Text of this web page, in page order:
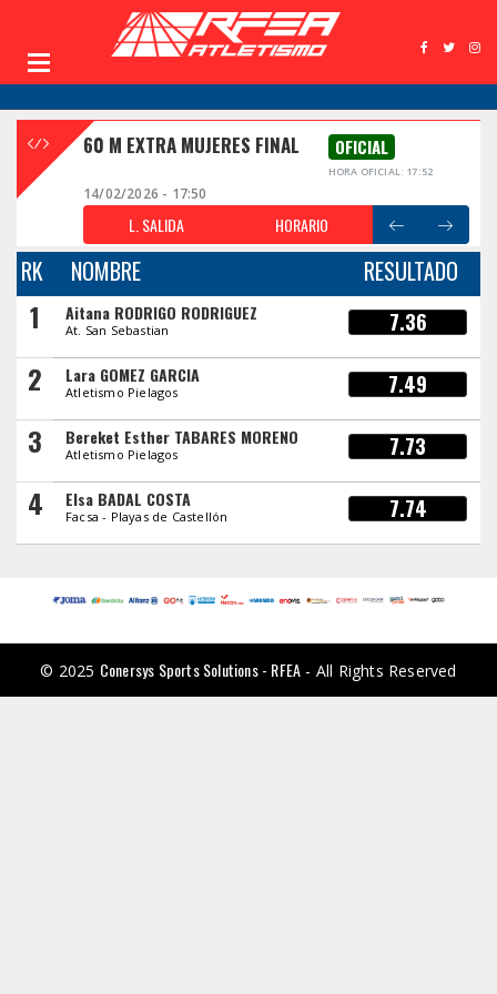
60 M EXTRA MUJERES FINAL OFICIAL
HORA OFICIAL: 17:52
14/02/2026 - 17:50
L. SALIDA HORARIO
RK NOMBRE RESULTADO
1 Aitana RODRIGO RODRIGUEZ
At. San Sebastian 7.36
2 Lara GOMEZ GARCIA
Atletismo Pielagos 7.49
3 Bereket Esther TABARES MORENO
Atletismo Pielagos 7.73
4 Elsa BADAL COSTA
Facsa - Playas de Castellón 7.74
© 2025 Conersys Sports Solutions - RFEA - All Rights Reserved